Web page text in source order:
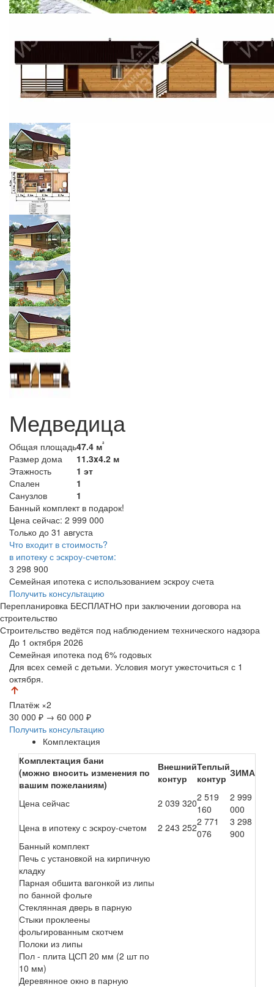
Медведица
Общая площадь47.4 м²
Размер дома
11.3x4.2 м
Этажность
1 эт
Спален
1
Санузлов
1
Банный комплект в подарок!
Цена сейчас: 2 999 000
Только до 31 августа
Что входит в стоимость?
в ипотеку с эскроу-счетом:
3 298 900
Семейная ипотека с использованием эскроу счета
Получить консультацию
Перепланировка БЕСПЛАТНО при заключении договора на
строительство
Строительство ведётся под наблюдением технического надзора
До 1 октября 2026
Семейная ипотека под 6% годовых
Для всех семей с детьми. Условия могут ужесточиться с 1
октября.
Платёж ×2
30 000 ₽ → 60 000 ₽
Получить консультацию
Комплектация
Комплектация бани
(можно вносить изменения по
вашим пожеланиям)
Внешний
контур
Теплый
контур ЗИМА
Цена сейчас 2 039 3202 519
160
2 999
000
Цена в ипотеку с эскроу-счетом
2 243 2522 771
076
3 298
900
Банный комплект
Печь с установкой на кирпичную
кладку
Парная обшита вагонкой из липы
по банной фольге
Стеклянная дверь в парную
Стыки проклеены
фольгированным скотчем
Полоки из липы
Пол - плита ЦСП 20 мм (2 шт по
10 мм)
Деревянное окно в парную